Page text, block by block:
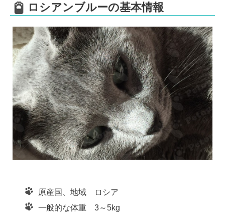
ロシアンブルーの基本情報
原産国、地域 ロシア
一般的な体重 3～5kg